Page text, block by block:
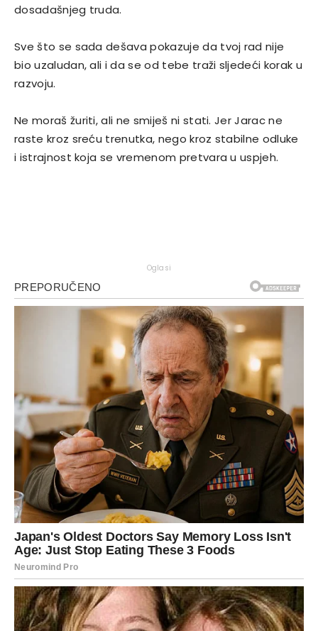
dosadašnjeg truda.
Sve što se sada dešava pokazuje da tvoj rad nije
bio uzaludan, ali i da se od tebe traži sljedeći korak u
razvoju.
Ne moraš žuriti, ali ne smiješ ni stati. Jer Jarac ne
raste kroz sreću trenutka, nego kroz stabilne odluke
i istrajnost koja se vremenom pretvara u uspjeh.
Oglasi